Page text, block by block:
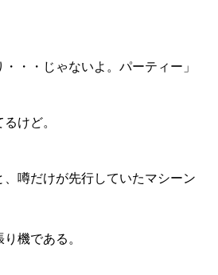
・・じゃないよ。パーティー」
けど。
、噂だけが先行していたマシーン
機である。